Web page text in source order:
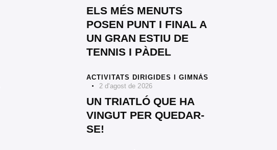
ELS MÉS MENUTS
POSEN PUNT I FINAL A
UN GRAN ESTIU DE
TENNIS I PÀDEL
ACTIVITATS DIRIGIDES I GIMNÀS
2 d'agost de 2026
UN TRIATLÓ QUE HA
VINGUT PER QUEDAR-
SE!